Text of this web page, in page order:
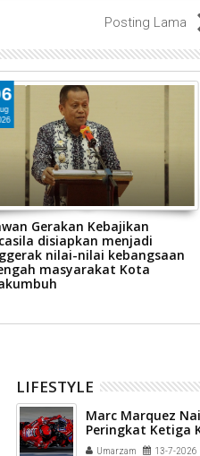
Posting Lama
Gerakan Kebajikan
disiapkan menjadi
nilai-nilai kebangsaan
masyarakat Kota
LIFESTYLE
Marc Marquez
Peringkat Ketiga
Sementara MotoGP
Umarzam 13-7-2026